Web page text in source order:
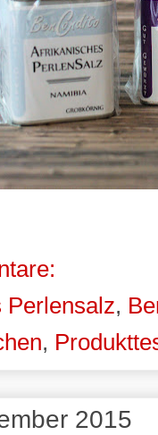
Perlensalz,
,
2015